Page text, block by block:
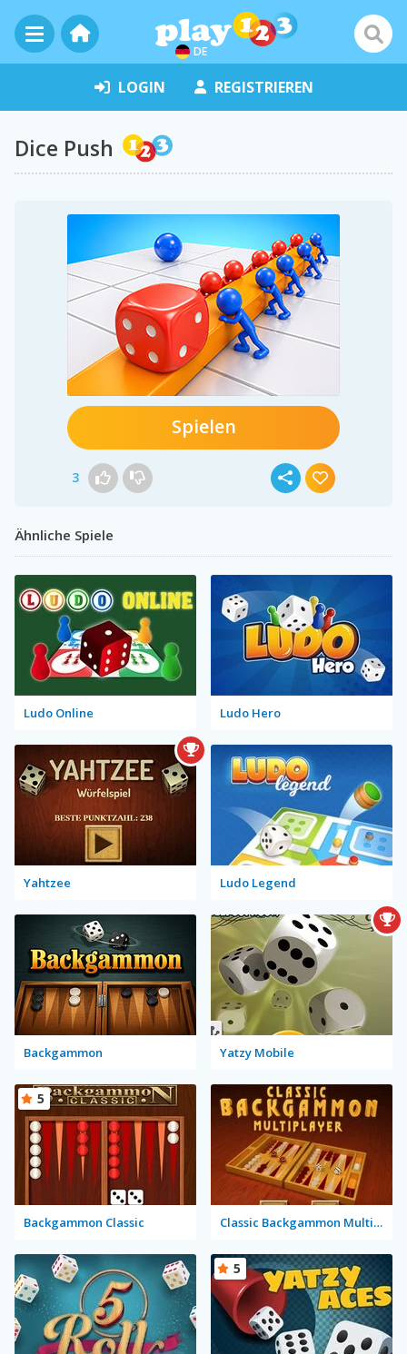
DE
LOGIN REGISTRIEREN
Dice Push
Spielen
3
Ähnliche Spiele
Ludo Online Ludo Hero
Yahtzee Ludo Legend
Backgammon Yatzy Mobile
Backgammon Classic
5
Classic Backgammon Multiplayer
5